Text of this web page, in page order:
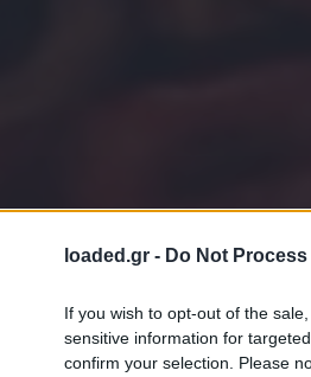
loaded.gr - Do Not
If you wish to opt-out of the
sensitive information for
confirm your selection. Please